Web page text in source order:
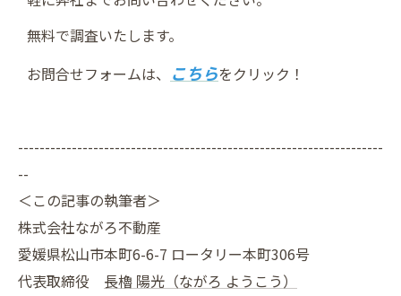
無料で調査いたします。
お問合せフォームは、 こちらをクリック！
--------------------------------------------------------------------
--
＜この記事の執筆者＞
株式会社ながろ不動産
愛媛県松山市本町6-6-7 ロータリー本町306号
代表取締役 長櫓 陽光（ながろ ようこう）